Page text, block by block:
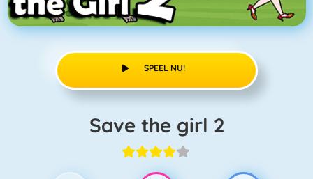
SPEEL NU!
Save the girl 2